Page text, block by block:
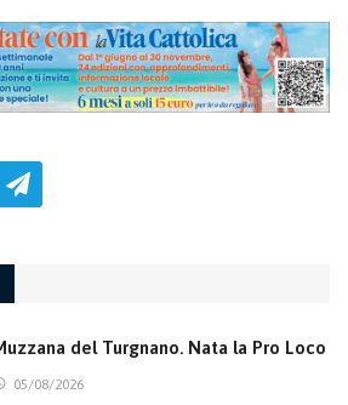
del Turgnano. Nata la Pro Loco
05/08/2026